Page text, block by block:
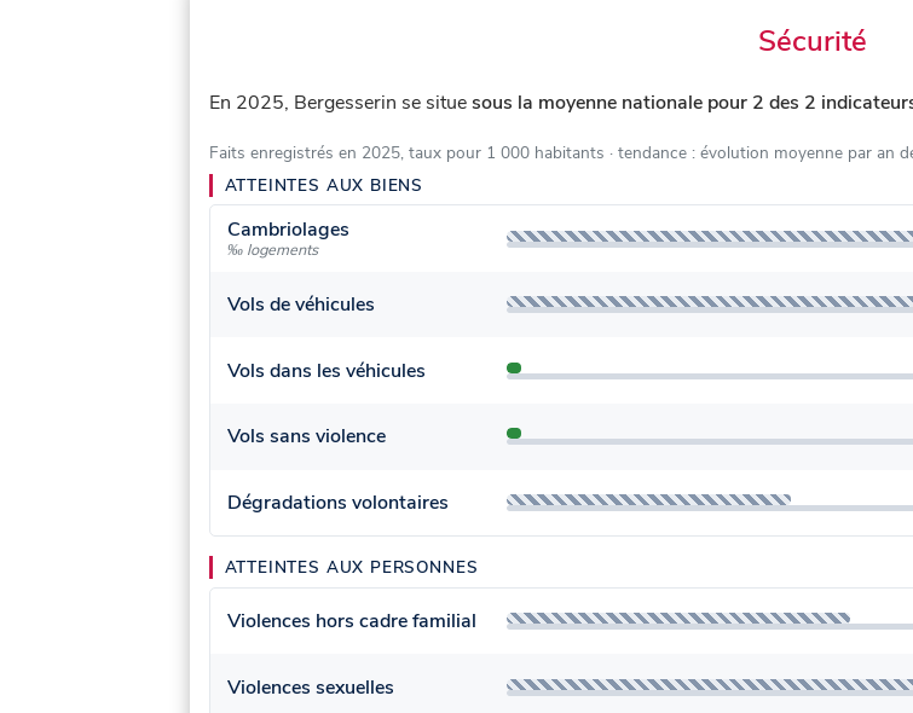
Sécurité
En 2025, Bergesserin se situesous la moyenne nationale pour 2 des 2
Faits enregistrés en 2025, taux pour 1 000 habitants · tendance : évolution moyenne par an
ATTEINTES AUX BIENS
Cambriolages
‰ logements
Vols de véhicules
Vols dans les véhicules
Vols sans violence
Dégradations volontaires
ATTEINTES AUX PERSONNES
Violences hors cadre familial
Violences sexuelles